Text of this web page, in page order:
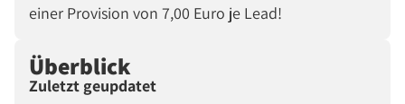
einer Provision von 7,00 Euro je Lead!
Überblick
Zuletzt geupdatet